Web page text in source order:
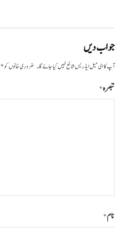
جواب دیں
آپ کا ای میل ایڈریس شائع نہیں کیا جائے گا۔ ضروری خانوں کو*
تبصرہ*
نام*